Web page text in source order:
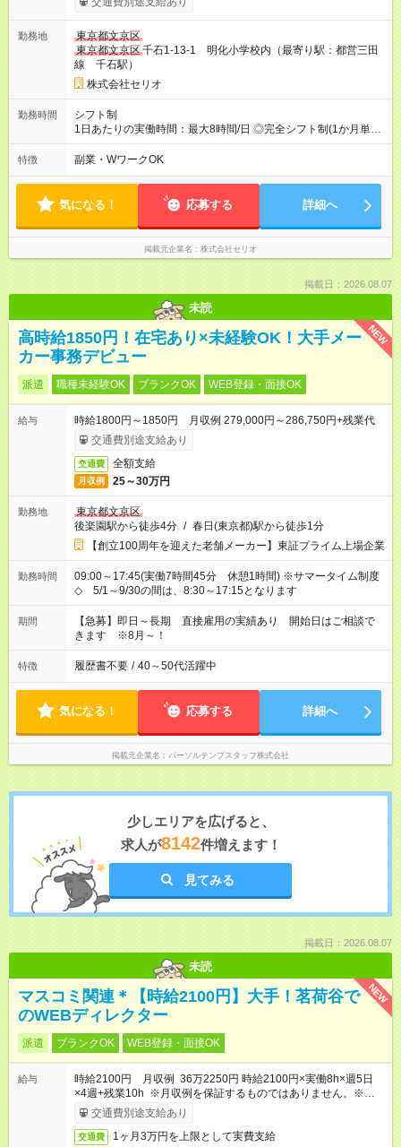
雇用形態、給与は本採用時と同じです。
勤務地
東京都文京区
東京都文京区千石1-13-1 明化小学校内（最寄り駅：都営三田
線 千石駅）
株式会社セリオ
勤務時間
シフト制
1日あたりの実働時間：最大8時間/日 ◎完全シフト制(1か月単
位)◎ 月～土(週2日～OK) ＜平日＞ 13:15～18:45（実働5.5時
間） ＜土曜＞ 8:00～17:30（実働5～8時間) ＜学校休業日＞
上：45分、8時間以上：60分）
特徴 副業・WワークOK
気になる！ 応募する 詳細へ
掲載元企業名 株式会社セリオ
掲載日：2026.08.07
未読
NEW
高時給1850円！在宅あり×未経験OK！大手メー
カー事務デビュー
派遣 職種未経験OK ブランクOK WEB登録・面接OK
給与
時給1800円～1850円 月収例 279,000円～286,750円+残業代
交通費別途支給あり
交通費 全額支給
月収例 25～30万円
勤務地
東京都文京区
後楽園駅から徒歩4分 / 春日(東京都)駅から徒歩1分
【創立100周年を迎えた老舗メーカー】東証プライム上場企業
勤務時間
09:00～17:45(実働7時間45分 休憩1時間) ※サマータイム制度
◇ 5/1～9/30の間は、8:30～17:15となります
期間
【急募】即日～長期 直接雇用の実績あり 開始日はご相談で
きます ※8月～！
特徴 履歴書不要 / 40～50代活躍中
気になる！ 応募する 詳細へ
掲載元企業名 パーソルテンプスタッフ株式会社
少しエリアを広げると、
求人が8142件増えます！
見てみる
掲載日：2026.08.07
未読
NEW
マスコミ関連＊【時給2100円】大手！茗荷谷で
のWEBディレクター
派遣 ブランクOK WEB登録・面接OK
給与
時給2100円 月収例 36万2250円 時給2100円×実働8h×週5日
×4週+残業10h ※月収例を保証するものではありません。※給与
即受取りサービス利用可（利用条件有）
交通費別途支給あり
交通費 1ヶ月3万円を上限として実費支給